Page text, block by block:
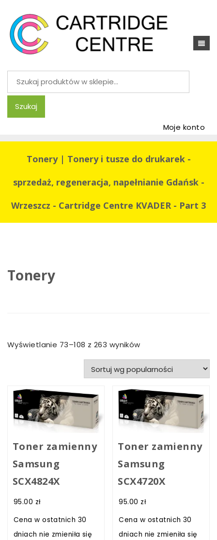
Szukaj:
Szukaj
Moje konto
Tonery | Tonery i tusze do drukarek -
sprzedaż, regeneracja, napełnianie Gdańsk -
Wrzeszcz - Cartridge Centre KVADER - Part 3
Tonery
Wyświetlanie 73–108 z 263 wynikówPosortowane
według
popularności
Toner zamienny
Samsung
SCX4824X
95.00 zł
Cena w ostatnich 30
dniach nie zmieniła się
Toner zamienny
Samsung
SCX4720X
95.00 zł
Cena w ostatnich 30
dniach nie zmieniła się